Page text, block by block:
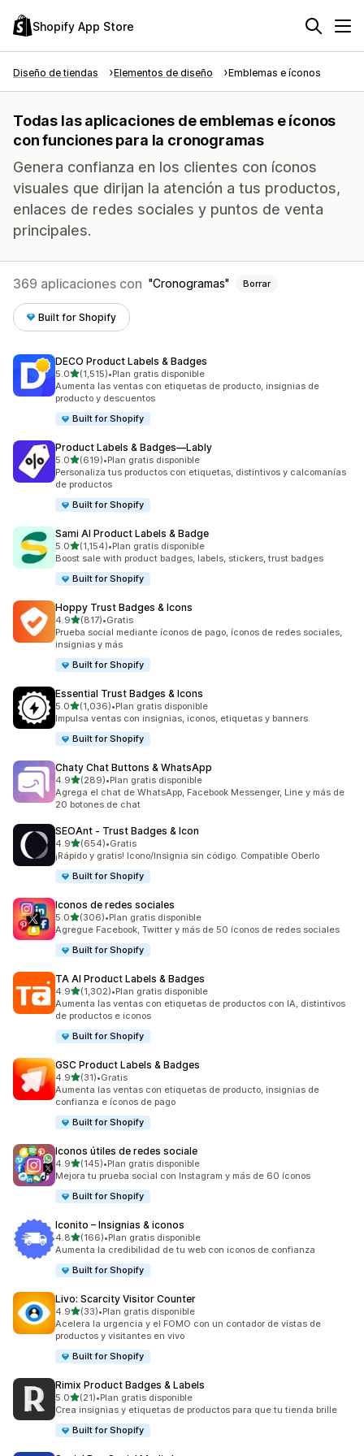
Shopify App Store
Diseño de tiendas Elementos de diseño Emblemas e íconos
Todas las aplicaciones de emblemas e íconos
con funciones para la cronogramas
Genera confianza en los clientes con íconos
visuales que dirijan la atención a tus productos,
enlaces de redes sociales y puntos de venta
principales.
369 aplicaciones con Cronogramas Borrar
Built for Shopify
DECO Product Labels & Badges
5.0de 5 estrellas
(1,515)
1515 reseñas en total
•Plan gratis disponible
Aumenta las ventas con etiquetas de producto, insignias de
producto y descuentos
Built for Shopify
Product Labels & Badges—Lably
5.0de 5 estrellas
(619)
619 reseñas en total
•Plan gratis disponible
Personaliza tus productos con etiquetas, distintivos y calcomanías
de productos
Built for Shopify
Sami AI Product Labels & Badge
5.0de 5 estrellas
(1,154)
1154 reseñas en total
•Plan gratis disponible
Boost sale with product badges, labels, stickers, trust badges
Built for Shopify
Hoppy Trust Badges & Icons
4.9de 5 estrellas
(817)
817 reseñas en total
•Gratis
Prueba social mediante íconos de pago, íconos de redes sociales,
insignias y más
Built for Shopify
Essential Trust Badges & Icons
5.0de 5 estrellas
(1,036)
1036 reseñas en total
•Plan gratis disponible
Impulsa ventas con insignias, iconos, etiquetas y banners.
Built for Shopify
Chaty Chat Buttons & WhatsApp
4.9de 5 estrellas
(289)
289 reseñas en total
•Plan gratis disponible
Agrega el chat de WhatsApp, Facebook Messenger, Line y más de
20 botones de chat
SEOAnt ‑ Trust Badges & Icon
4.9de 5 estrellas
(654)
654 reseñas en total
•Gratis
¡Rápido y gratis! Icono/Insignia sin código. Compatible Oberlo
Built for Shopify
Iconos de redes sociales
5.0de 5 estrellas
(306)
306 reseñas en total
•Plan gratis disponible
Agregue Facebook, Twitter y más de 50 íconos de redes sociales
Built for Shopify
TA AI Product Labels & Badges
4.9de 5 estrellas
(1,302)
1302 reseñas en total
•Plan gratis disponible
Aumenta las ventas con etiquetas de productos con IA, distintivos
de productos e iconos
Built for Shopify
GSC Product Labels & Badges
4.9de 5 estrellas
(31)
31 reseñas en total
•Gratis
Aumenta las ventas con etiquetas de producto, insignias de
confianza e íconos de pago
Built for Shopify
Iconos útiles de redes sociale
4.9de 5 estrellas
(145)
145 reseñas en total
•Plan gratis disponible
Mejora tu prueba social con Instagram y más de 60 íconos
Built for Shopify
Iconito – Insignias & iconos
4.8de 5 estrellas
(166)
166 reseñas en total
•Plan gratis disponible
Aumenta la credibilidad de tu web con iconos de confianza
Built for Shopify
Livo: Scarcity Visitor Counter
4.9de 5 estrellas
(33)
33 reseñas en total
•Plan gratis disponible
Acelera la urgencia y el FOMO con un contador de vistas de
productos y visitantes en vivo
Built for Shopify
Rimix Product Badges & Labels
5.0de 5 estrellas
(21)
21 reseñas en total
•Plan gratis disponible
Crea insignias y etiquetas de productos para que tu tienda brille
Built for Shopify